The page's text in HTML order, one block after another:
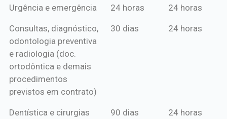
*Procedimentos Amil
*Pagamento
mensal*
*Pagamento
de crédito
Urgência e emergência 24 horas 24 horas
Consultas, diagnóstico,
odontologia preventiva
e radiologia (doc.
ortodôntica e demais
procedimentos
previstos em contrato)
30 dias 24 horas
Dentística e cirurgias 90 dias 24 horas